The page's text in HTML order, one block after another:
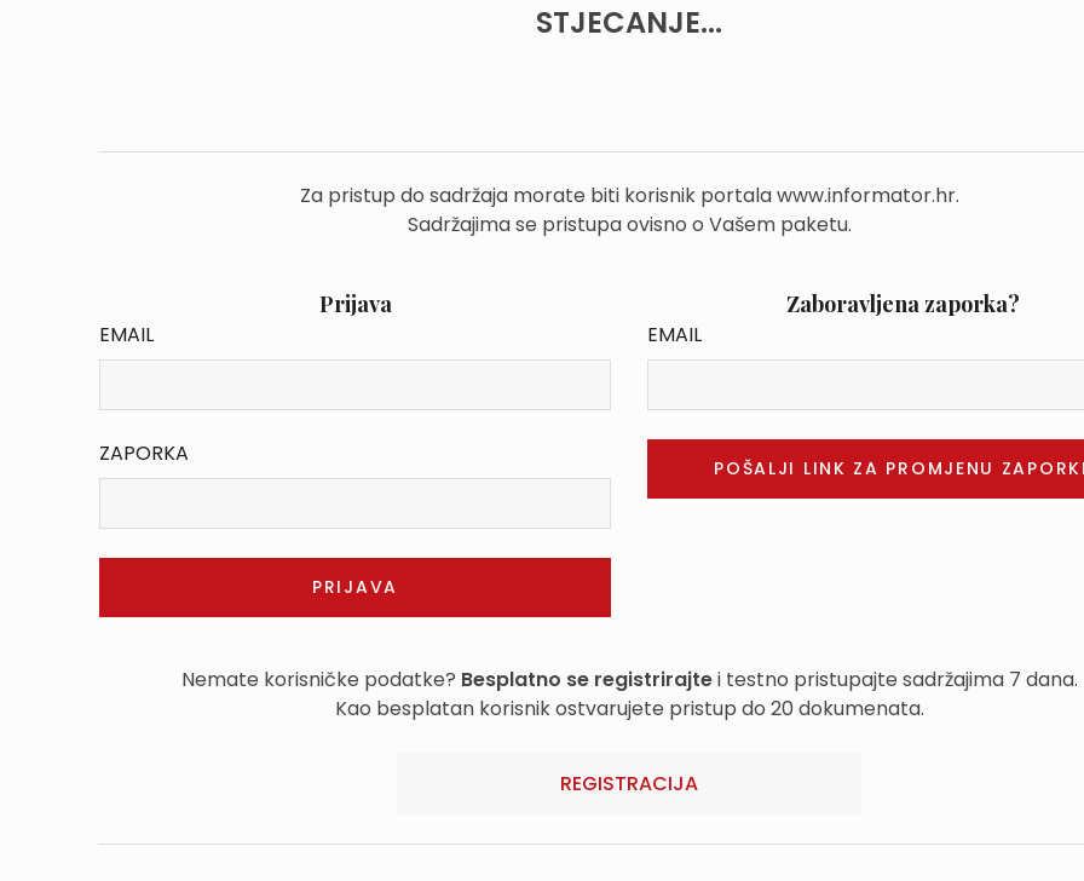
STJECANJE...
Za pristup do sadržaja morate biti korisnik portala www.informator.hr.
Sadržajima se pristupa ovisno o Vašem paketu.
Prijava
EMAIL
ZAPORKA
Zaboravljena zaporka?
EMAIL
Nemate korisničke podatke? Besplatno se registrirajtei testno pristupajte sadržajima 7 dana.
Kao besplatan korisnik ostvarujete pristup do 20 dokumenata.
REGISTRACIJA